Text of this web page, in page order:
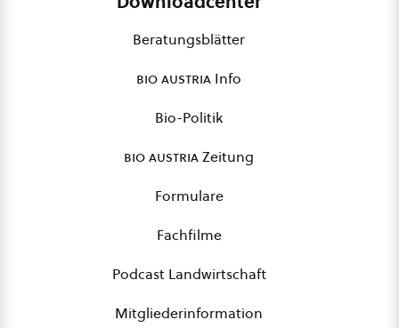
Beratungsblätter
bio austria Info
Bio-Politik
bio austriaZeitung
Formulare
Fachfilme
Podcast Landwirtschaft
Mitgliederinformation